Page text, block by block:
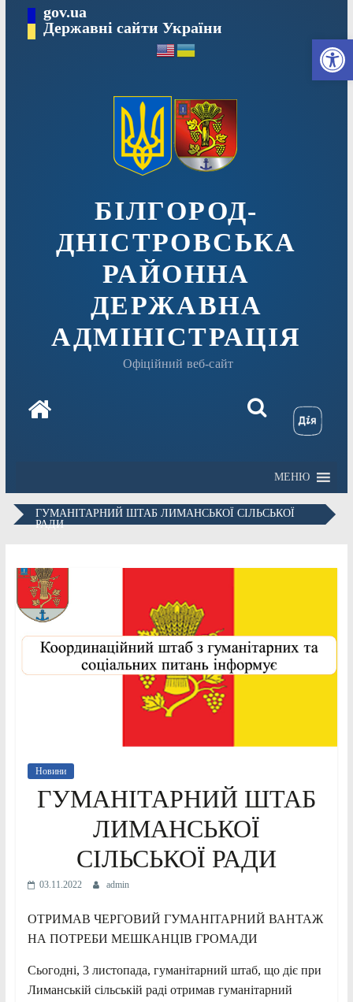
вмісту
gov.ua
Державні сайти України
БІЛГОРОД-
ДНІСТРОВСЬКА
РАЙОННА
ДЕРЖАВНА
АДМІНІСТРАЦІЯ
Офіційний веб-сайт
МЕНЮ
ГУМАНІТАРНИЙ ШТАБ ЛИМАНСЬКОЇ СІЛЬСЬКОЇ
РАДИ
Новини
ГУМАНІТАРНИЙ ШТАБ
ЛИМАНСЬКОЇ
СІЛЬСЬКОЇ РАДИ
03.11.2022 admin
ОТРИМАВ ЧЕРГОВИЙ ГУМАНІТАРНИЙ ВАНТАЖ
НА ПОТРЕБИ МЕШКАНЦІВ ГРОМАДИ
Сьогодні, 3 листопада, гуманітарний штаб, що діє при
Лиманській сільській раді отримав гуманітарний